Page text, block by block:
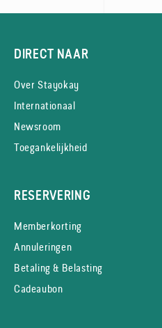
DIRECT NAAR
Over Stayokay
Internationaal
Newsroom
Toegankelijkheid
RESERVERING
Memberkorting
Annuleringen
Betaling & Belasting
Cadeaubon